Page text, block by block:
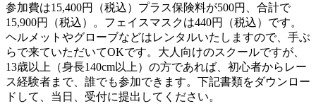
参加費は15,400円（税込）プラス保険料が500円、合計で
15,900円（税込）。フェイスマスクは440円（税込）です。
ヘルメットやグローブなどはレンタルいたしますので、手ぶ
らで来ていただいてOKです。大人向けのスクールですが、
13歳以上（身長140cm以上）の方であれば、初心者からレー
ス経験者まで、誰でも参加できます。下記書類をダウンロー
ドして、当日、受付に提出してください。